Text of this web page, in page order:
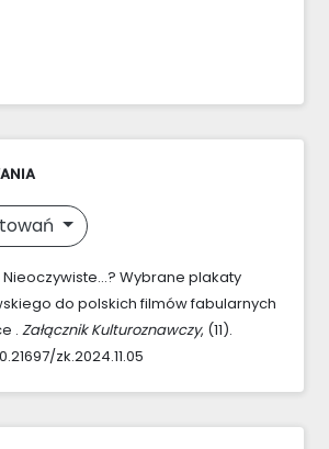
Nieoczywiste…? Wybrane plakaty
do polskich filmów fabularnych
. Załącznik Kulturoznawczy, (11).
zk.2024.11.05